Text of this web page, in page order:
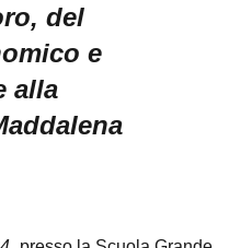
del
e
alla